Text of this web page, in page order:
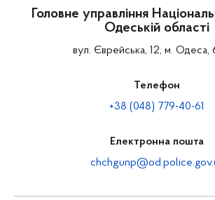
Головне управління
Одеській області
вул. Єврейська, 12, м. Одеса,
Телефон
+38 (048) 779-40-61
Електронна пошта